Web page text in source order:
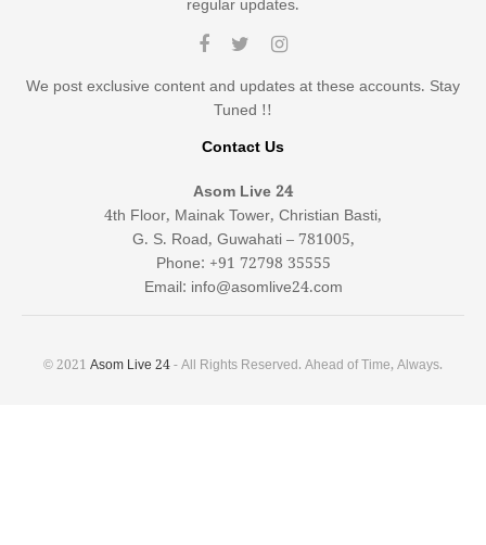
regular updates.
We post exclusive content and updates at these accounts. Stay
Tuned !!
Contact Us
Asom Live 24
4th Floor, Mainak Tower, Christian Basti,
G. S. Road, Guwahati – 781005,
Phone: +91 72798 35555
Email: info@asomlive24.com
© 2021 Asom Live 24- All Rights Reserved. Ahead of Time, Always.